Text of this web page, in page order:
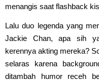
menangis saat flashback
Lalu duo legenda yang
Jackie Chan, apa sih
kerennya akting mereka?
selaras karena
ditambah humor receh